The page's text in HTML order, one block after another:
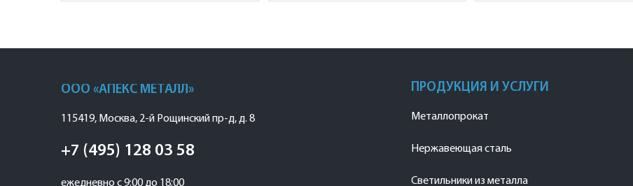
ООО «АПЕКС МЕТАЛЛ»
115419, Москва, 2-й Рощинский пр-д, д. 8
+7 (495) 128 03 58
ежедневно с 9:00 до 18:00
ПРОДУКЦИЯ И УСЛУГИ
Металлопрокат
Нержавеющая сталь
Светильники из металла